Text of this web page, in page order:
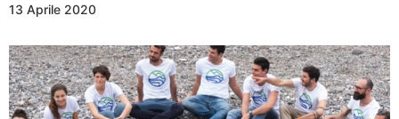
13 Aprile 2020